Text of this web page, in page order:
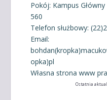
Pokój: Kampus
560
Telefon służbowy:
Email:
opka)pl
Własna strona www
Ostatnia